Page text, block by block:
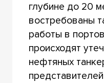
глубине до 20
востребованы
работы в
происходят
нефтяных